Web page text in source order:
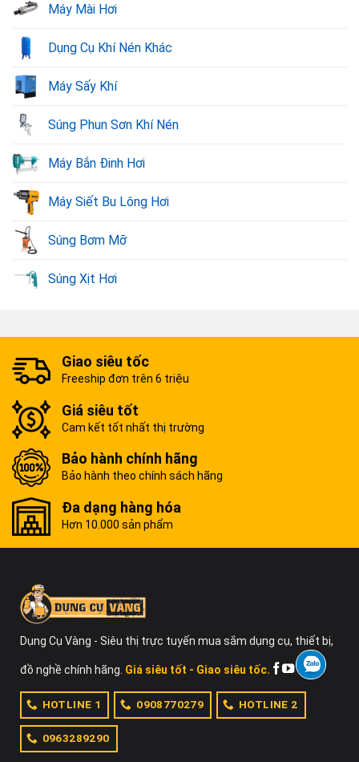
Máy Mài Hơi
Dụng Cụ Khí Nén Khác
Máy Sấy Khí
Súng Phun Sơn Khí Nén
Máy Bắn Đinh Hơi
Máy Siết Bu Lông Hơi
Súng Bơm Mỡ
Súng Xịt Hơi
Giao siêu tốc
Freeship đơn trên 6 triệu
Giá siêu tốt
Cam kết tốt nhất thị trường
Bảo hành chính hãng
Bảo hành theo chính sách hãng
Đa dạng hàng hóa
Hơn 10.000 sản phẩm
Dụng Cụ Vàng - Siêu thị trực tuyến mua sắm dụng cụ, thiết bị,
đồ nghề chính hãng. Giá siêu tốt - Giao siêu tốc.
HOTLINE 1 0908770279 HOTLINE 2
0963289290